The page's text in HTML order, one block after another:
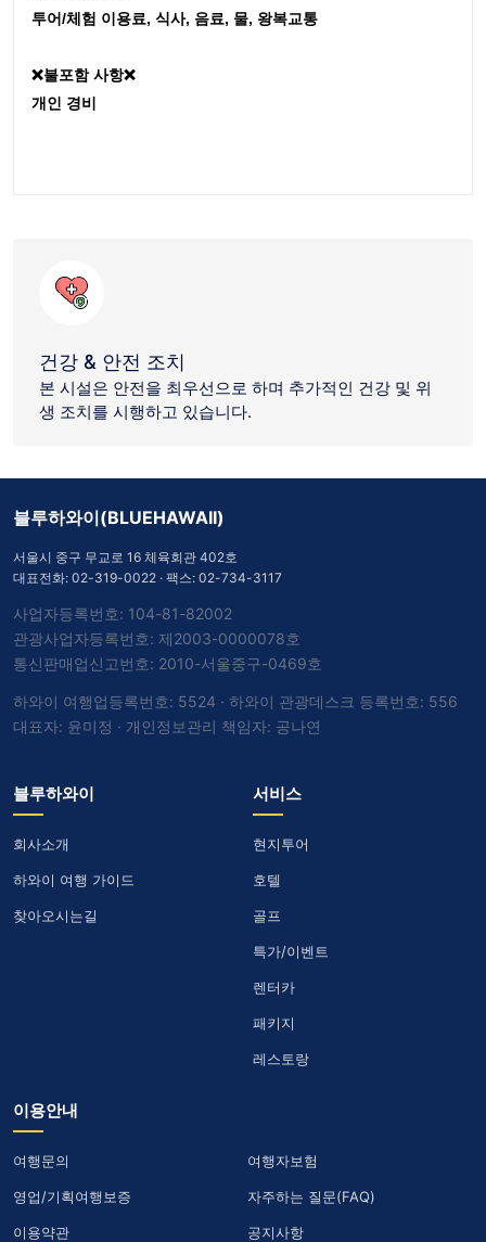
투어/체험 이용료, 식사, 음료, 물, 왕복교통
❌불포함 사항❌
개인 경비
건강 & 안전 조치
본 시설은 안전을 최우선으로 하며 추가적인 건강 및 위
생 조치를 시행하고 있습니다.
블루하와이(BLUEHAWAII)
서울시 중구 무교로 16 체육회관 402호
대표전화: 02-319-0022 · 팩스: 02-734-3117
사업자등록번호: 104-81-82002
관광사업자등록번호: 제2003-0000078호
통신판매업신고번호: 2010-서울중구-0469호
하와이 여행업등록번호: 5524 · 하와이 관광데스크 등록번호: 556
대표자: 윤미정 · 개인정보관리 책임자: 공나연
블루하와이
회사소개
하와이 여행 가이드
찾아오시는길
서비스
현지투어
호텔
골프
특가/이벤트
렌터카
패키지
레스토랑
이용안내
여행문의 여행자보험
영업/기획여행보증 자주하는 질문(FAQ)
이용약관 공지사항